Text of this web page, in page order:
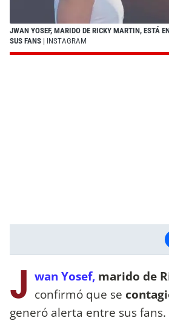
JWAN YOSEF, MARIDO DE RICKY MARTIN, ESTÁ
SUS FANS | INSTAGRAM
J wan Yosef, marido de
confirmó que se
generó alerta entre sus fans.